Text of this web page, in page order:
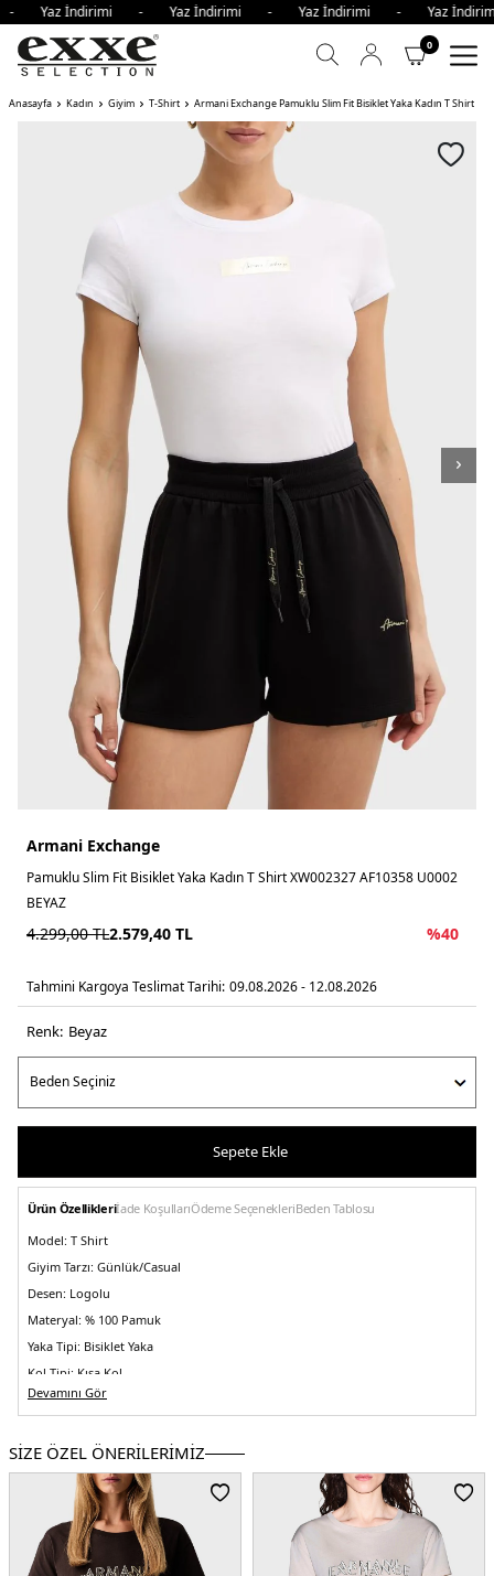
Yaz İndirimi - Yaz İndirimi - Yaz İndirimi - Yaz
0
Anasayfa Kadın Giyim T-Shirt Armani Exchange Pamuklu Slim Fit Bisiklet Yaka Kadın T Shirt
Armani Exchange
Pamuklu Slim Fit Bisiklet Yaka Kadın T Shirt XW002327 AF10358 U0002
BEYAZ
4.299,00TL2.579,40 TL %40
Tahmini Kargoya Teslimat Tarihi: 09.08.2026 - 12.08.2026
Renk: beyaz
Sepete Ekle
Ürün Özellikleriİade KoşullarıÖdeme SeçenekleriBeden Tablosu
Model: T Shirt
Giyim Tarzı: Günlük/Casual
Desen: Logolu
Materyal: % 100 Pamuk
Yaka Tipi: Bisiklet Yaka
Kol Tipi: Kısa Kol
Kumaş Tipi:Belirtilmemiş
Kalıp Bilgisi:Slim Fit
Yaş Grubu:Yetişkin
Menşei:Kamboçya
5DY2XW002327AF10358U0002.25
Devamını Gör
SİZE ÖZEL ÖNERİLERİMİZ